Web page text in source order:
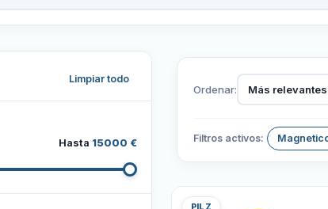
Limpiar todo
Hasta 15000 €
Ordenar: Más relevantes
Filtros activos: